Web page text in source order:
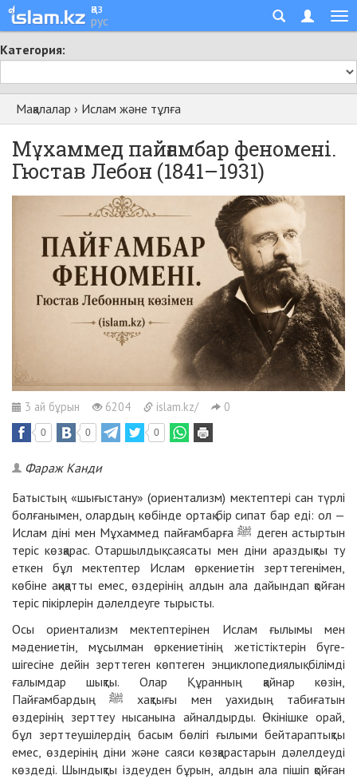
қаз
рус
Категория:
Мақалалар › Ислам және тұлға
Мұхаммед пайғамбар феномені.
Гюстав Лебон (1841–1931)
3 ай бұрын 6204 islam.kz/ 0
0 0 0
Фараж Канди
Батыстың «шығыстану» (ориентализм) мектептері сан түрлі
болғанымен, олардың көбінде ортақ бір сипат бар еді: ол —
Ислам діні мен Мұхаммед пайғамбарға ﷺ деген астыртын
теріс көзқарас. Отаршылдық саясаты мен діни араздықты ту
еткен бұл мектептер Ислам өркениетін зерттегенімен,
көбіне ақиқатты емес, өздерінің алдын ала дайындап қойған
теріс пікірлерін дәлелдеуге тырысты.
Осы ориентализм мектептерінен Ислам ғылымы мен
мәдениетін, мұсылман өркениетінің жетістіктерін бүге-
шігесіне дейін зерттеген көптеген энциклопедиялық білімді
ғалымдар шықты. Олар Құранның қайнар көзін,
Пайғамбардың ﷺ хақтығы мен уахидың табиғатын
өздерінің зерттеу нысанына айналдырды. Өкінішке орай,
бұл зерттеушілердің басым бөлігі ғылыми бейтараптықты
емес, өздерінің діни және саяси көзқарастарын дәлелдеуді
көздеді. Шындықты іздеуден бұрын, алдын ала пішіп қойған